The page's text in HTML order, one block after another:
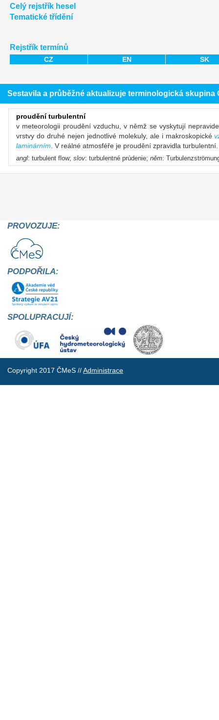
Celý rejstřík hesel
Tematické třídění
Rejstřík termínů
CZ EN SK
Sestavila a průběžné aktualizuje terminologická
proudění turbulentní
v meteorologii proudění vzduchu, v němž se vyskytují
vrstvy do druhé nejen jednotlivé molekuly, ale i makroskopické
laminárním . V reálné atmosféře je proudění zpravidla
angl: turbulent flow; slov: turbulentné prúdenie; něm:
PROVOZUJE:
PODPOŘILA:
SPOLUPRACUJÍ:
Copyright 2017 ČMeS //Administrace